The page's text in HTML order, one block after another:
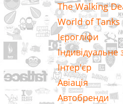
The Walking
World of Tanks
Ієрогліфи
Інтер'єр
Авіація
Автобренди